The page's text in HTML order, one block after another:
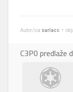
Autor/ica sarlacc •
C3P0 predlaže